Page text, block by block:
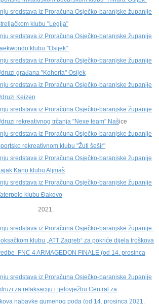
sredstava iz Proračuna Osječko-baranjske županije
klubu "Legija"
sredstava iz Proračuna Osječko-baranjske županije
klubu "Osijek"
sredstava iz Proračuna Osječko-baranjske županije
građana "Kohorta" Osijek
sredstava iz Proračuna Osječko-baranjske županije
Keizen
sredstava iz Proračuna Osječko-baranjske županije
rekreativnog trčanja "Nexe team" Našice
sredstava iz Proračuna Osječko-baranjske županije
rekreativnom klubu "Žuti šešir"
sredstava iz Proračuna Osječko-baranjske županije
Kanu klubu Aljmaš
sredstava iz Proračuna Osječko-baranjske županije
klubu Đakovo
2021.
sredstava iz Proračuna Osječko-baranjske županije
klubu „ATT Zagreb“ za pokriće dijela troškova
FNC 4 ARMAGEDON FINALE (od 14. prosinca
sredstava iz Proračuna Osječko-baranjske županije
za relaksaciju i tjelovježbu Central za
nabavke gumenog poda (od 14. prosinca 2021.